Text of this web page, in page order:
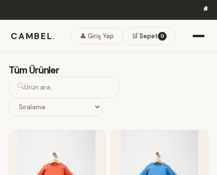
🚚 50.000₺
CAMBEL. 👤 Giriş Yap 🛒 Sepet 0
Tüm Ürünler
🔍